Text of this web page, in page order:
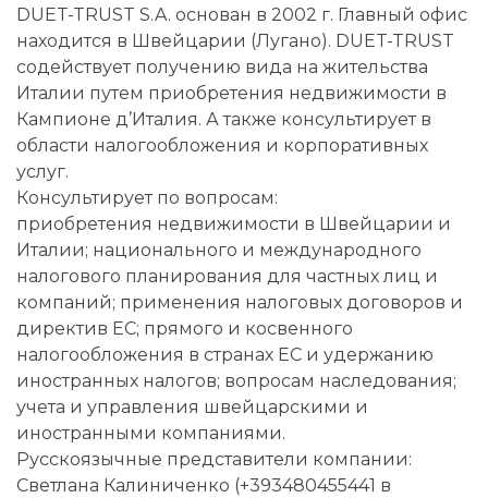
DUET-TRUST S.A. основан в 2002 г. Главный офис
находится в Швейцарии (Лугано). DUET-TRUST
содействует получению вида на жительства
Италии путем приобретения недвижимости в
Кампионе д’Италия. А также консультирует в
области налогообложения и корпоративных
услуг.
Консультирует по вопросам:
приобретения недвижимости в Швейцарии и
Италии; национального и международного
налогового планирования для частных лиц и
компаний; применения налоговых договоров и
директив ЕС; прямого и косвенного
налогообложения в странах EC и удержанию
иностранных налогов; вопросам наследования;
учета и управления швейцарскими и
иностранными компаниями.
Русскоязычные представители компании:
Светлана Калиниченко (+393480455441 в